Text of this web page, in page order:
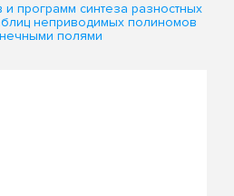
программ синтеза разностных
неприводимых полиномов
полями